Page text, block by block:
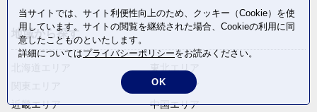
地域から探す
近畿エリア
中部エリア
中国エリア
当サイトでは、サイト利便性向上のため、クッキー（Cookie）を使
用しています。サイトの閲覧を継続された場合、Cookieの利用に同
意したことものといたします。
詳細についてはプライバシーポリシーをお読みください。
OK